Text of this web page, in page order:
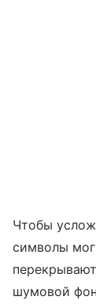
Чтобы
символы
шумовой